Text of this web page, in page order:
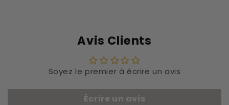
Avis Clients
Soyez le premier à écrire un avis
Écrire un avis